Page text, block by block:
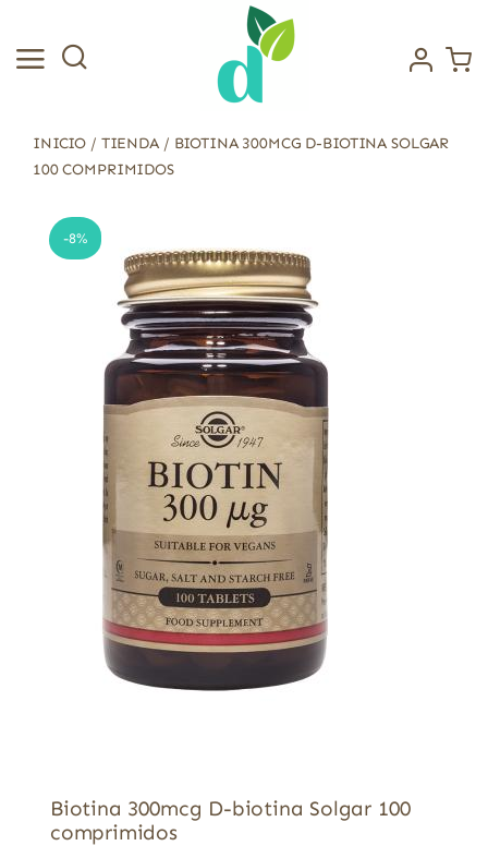
contenido
INICIO / TIENDA/ BIOTINA 300MCG D-BIOTINA SOLGAR
100 COMPRIMIDOS
-8%
Biotina 300mcg D-biotina Solgar 100
comprimidos